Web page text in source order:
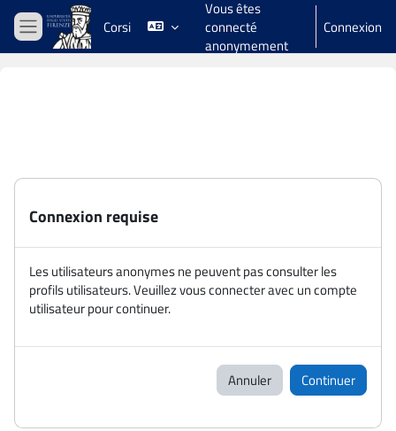
Passer au contenu principal
Panneau latéral
Corsi
Vous êtes
connecté
anonymement
Connexion
Connexion requise
Les utilisateurs anonymes ne peuvent pas consulter les
profils utilisateurs. Veuillez vous connecter avec un compte
utilisateur pour continuer.
Annuler Continuer